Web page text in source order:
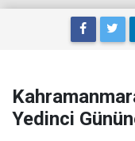
Yedinci